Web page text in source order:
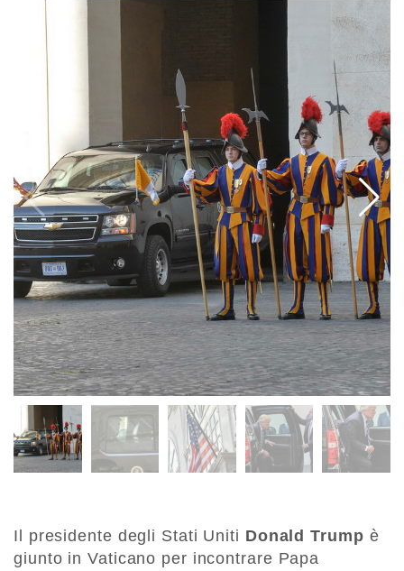
Il presidente degli Stati Uniti Donald Trump è
giunto in Vaticano per incontrare Papa